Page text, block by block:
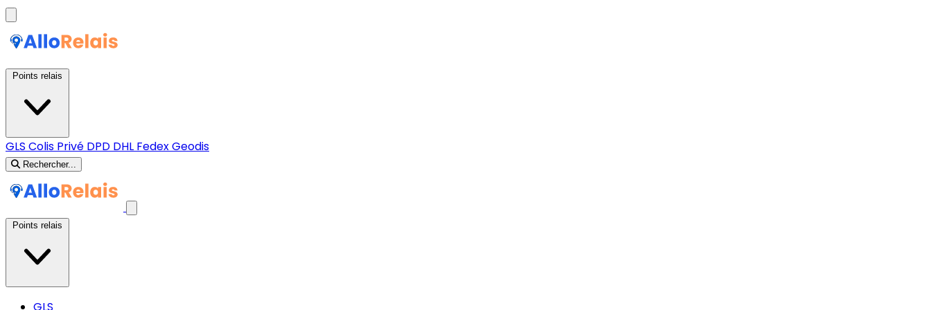
GLS Colis Privé DPD DHL FedexGeodis
Rechercher...